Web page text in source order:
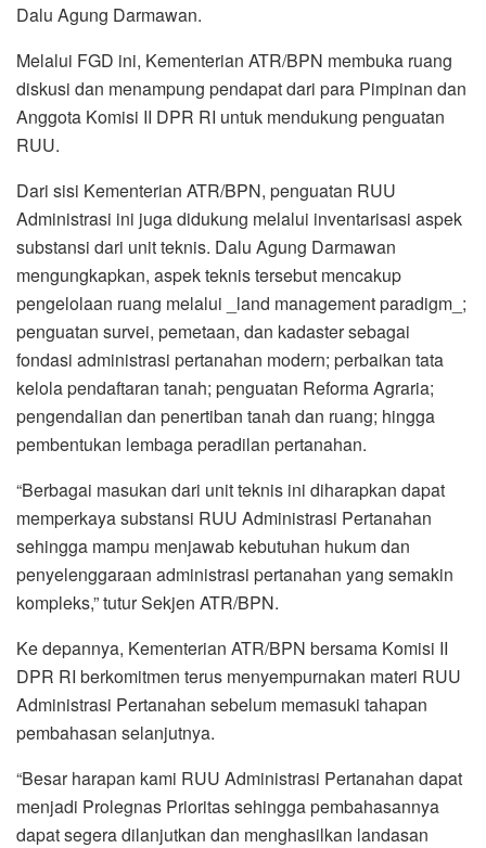
Dalu Agung Darmawan.
Melalui FGD ini, Kementerian ATR/BPN membuka ruang
diskusi dan menampung pendapat dari para Pimpinan dan
Anggota Komisi II DPR RI untuk mendukung penguatan
RUU.
Dari sisi Kementerian ATR/BPN, penguatan RUU
Administrasi ini juga didukung melalui inventarisasi aspek
substansi dari unit teknis. Dalu Agung Darmawan
mengungkapkan, aspek teknis tersebut mencakup
pengelolaan ruang melalui _land management paradigm_;
penguatan survei, pemetaan, dan kadaster sebagai
fondasi administrasi pertanahan modern; perbaikan tata
kelola pendaftaran tanah; penguatan Reforma Agraria;
pengendalian dan penertiban tanah dan ruang; hingga
pembentukan lembaga peradilan pertanahan.
“Berbagai masukan dari unit teknis ini diharapkan dapat
memperkaya substansi RUU Administrasi Pertanahan
sehingga mampu menjawab kebutuhan hukum dan
penyelenggaraan administrasi pertanahan yang semakin
kompleks,” tutur Sekjen ATR/BPN.
Ke depannya, Kementerian ATR/BPN bersama Komisi II
DPR RI berkomitmen terus menyempurnakan materi RUU
Administrasi Pertanahan sebelum memasuki tahapan
pembahasan selanjutnya.
“Besar harapan kami RUU Administrasi Pertanahan dapat
menjadi Prolegnas Prioritas sehingga pembahasannya
dapat segera dilanjutkan dan menghasilkan landasan